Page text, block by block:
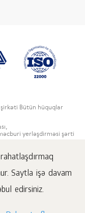
Saytla işə davam
edirsiniz.
Bütün hüquqlar
yerləşdirməsi şərti